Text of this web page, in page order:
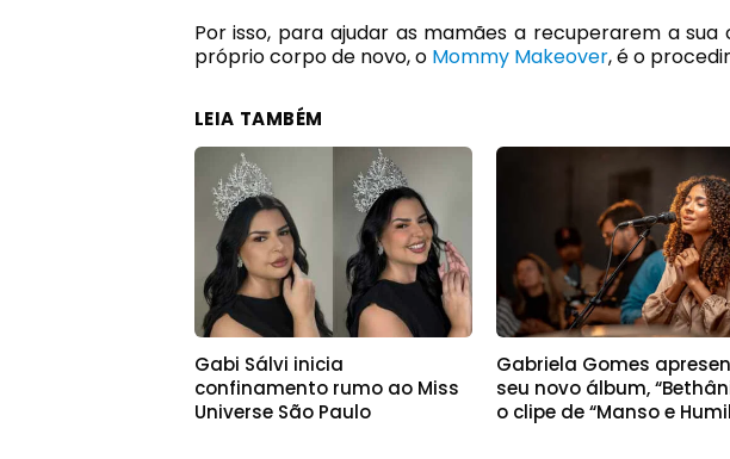
Por isso, para ajudar as mamães a recuperarem a
próprio corpo de novo, o Mommy Makeover, é o
LEIA TAMBÉM
Gabi Sálvi inicia
confinamento rumo ao Miss
Universe São Paulo
Gabriela Gomes
seu novo álbum,
o clipe de “Manso e